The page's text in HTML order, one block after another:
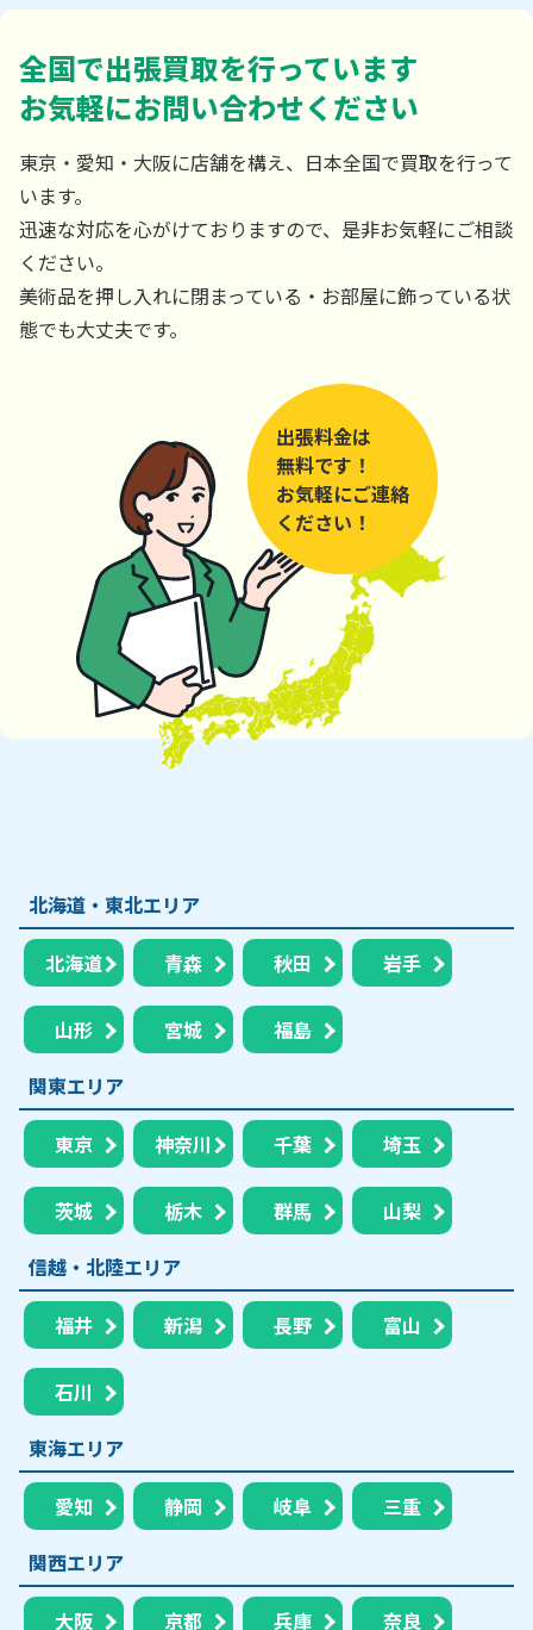
全国で出張買取を行っています
お気軽にお問い合わせください
東京・愛知・大阪に店舗を構え、日本全国で買取を行って
います。
迅速な対応を心がけておりますので、是非お気軽にご相談
ください。
美術品を押し入れに閉まっている・お部屋に飾っている状
態でも大丈夫です。
出張料金は
無料です！
お気軽にご連絡
ください！
北海道・東北エリア
北海道 青森 秋田 岩手
山形 宮城
福島
関東エリア
東京 神奈川 千葉 埼玉
茨城 栃木 群馬
山梨
信越・北陸エリア
福井 新潟 長野 富山
石川
東海エリア
愛知 静岡 岐阜
三重
関西エリア
大阪 京都 兵庫 奈良